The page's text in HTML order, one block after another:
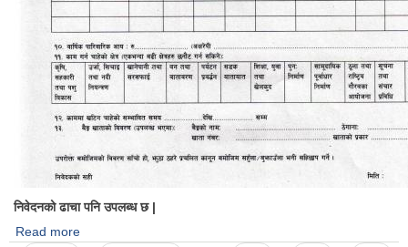
निवेदनको ढाचा पनि उपलब्ध छ |
Read more